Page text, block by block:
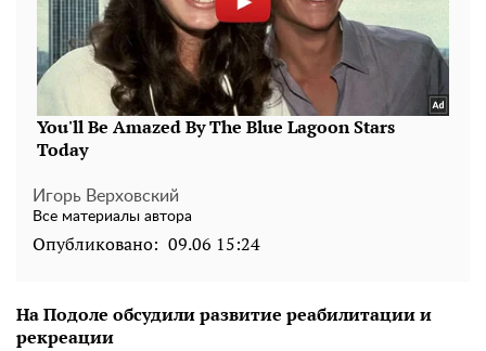
Игорь Верховский
Все материалы автора
Опубликовано: 09.06 15:24
На Подоле обсудили развитие реабилитации и
рекреации